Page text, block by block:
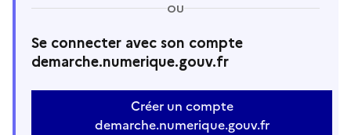
OU
Se connecter avec son compte
demarche.numerique.gouv.fr
Créer un compte
demarche.numerique.gouv.fr